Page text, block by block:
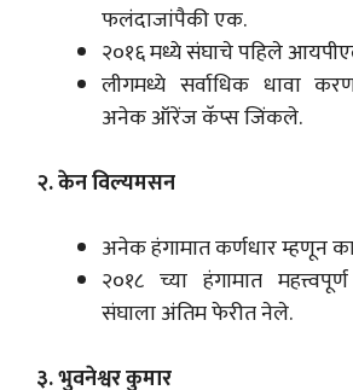
फलंदाजांपैकी एक.
२०१६ मध्ये संघाचे पहिले
लीगमध्ये सर्वाधिक धावा
अनेक ऑरेंज कॅप्स जिंकले.
२. केन विल्यमसन
अनेक हंगामात कर्णधार म्हणून
२०१८ च्या हंगामात
संघाला अंतिम फेरीत नेले.
३. भुवनेश्वर कुमार